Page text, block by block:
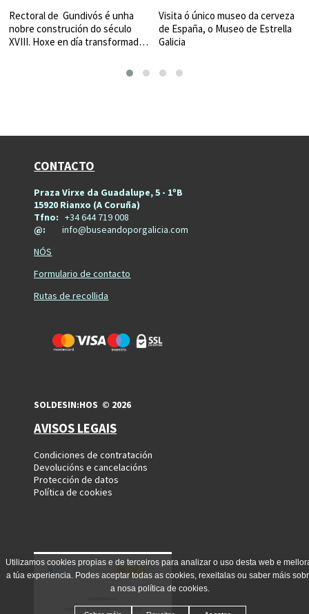
Utilizamos cookies propias e de terceiros para analizar o uso desta web e
a túa experiencia. Podes aceptar todas as cookies, rexeitalas ou saber máis
a nosa política de cookies.
Rectoral de  Gundivós é unha
nobre construción do século
XVIII. Hoxe en día transformada
Visita ó único museo da cerveza
de España, o Museo de Estrella
Galicia
CONTACTO
Praza Virxe da Guadalupe, 5 - 1ºB
15920 Rianxo (A Coruña)
Tfno:+34 644 719 008
@:info@buseandoporgalicia.com
NÓS
Formulario de contacto
Rutas de recollida
SOLDESIN:HOS © 2026
AVISOS LEGAIS
Condiciones de contratación
Devolucións e cancelacións
Protección de datos
Política de cookies